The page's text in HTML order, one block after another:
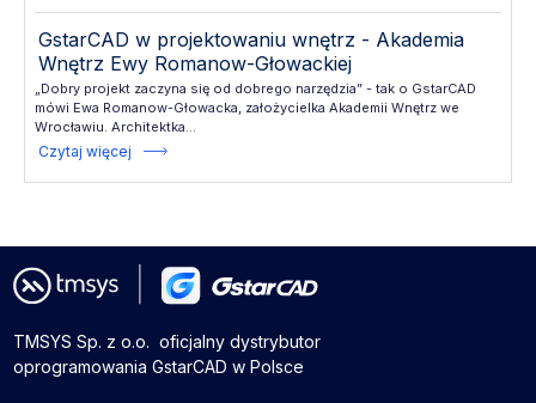
GstarCAD w projektowaniu wnętrz - Akademia
Wnętrz Ewy Romanow-Głowackiej
„Dobry projekt zaczyna się od dobrego narzędzia” - tak o GstarCAD
mówi Ewa Romanow-Głowacka, założycielka Akademii Wnętrz we
Wrocławiu. Architektka...
Czytaj więcej
TMSYS Sp. z o.o. ­ oficjalny dystrybutor
oprogramowania GstarCAD w Polsce